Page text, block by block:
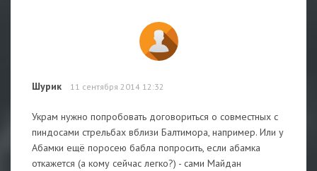
Шурик 11 сентября 2014 12:32
Украм нужно попробовать договориться о совместных с
пиндосами стрельбах вблизи Балтимора, например. Или у
Абамки ещё поросею бабла попросить, если абамка
откажется (а кому сейчас легко?) - сами Майдан